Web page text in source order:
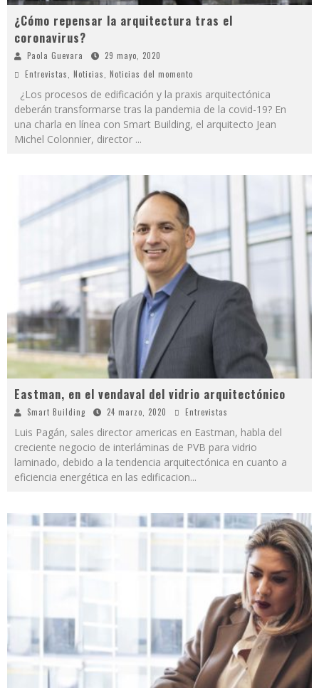
¿Cómo repensar la arquitectura tras el
coronavirus?
Paola Guevara
29 mayo, 2020
Entrevistas, Noticias, Noticias del momento
¿Los procesos de edificación y la praxis arquitectónica
deberán transformarse tras la pandemia de la covid-19? En
una charla en línea con Smart Building, el arquitecto Jean
Michel Colonnier, director ...
Eastman, en el vendaval del vidrio arquitectónico
Smart Building 24 marzo, 2020 Entrevistas
Luis Pagán, sales director americas en Eastman, habla del
creciente negocio de interláminas de PVB para vidrio
laminado, debido a la tendencia arquitectónica en cuanto a
eficiencia energética en las edificacion...